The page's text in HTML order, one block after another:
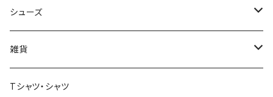
ROARK（ロアーク）
kelen（ケレン）
NANGA（ナンガ）
Johnbull (ジョンブル)
ayane（アヤン）
Dignite collier（ディニテ コリエ）
シューズ
ASFVLT（アスファルト）
EMU(エミュー )
雑貨
バッグ
Tシャツ・シャツ